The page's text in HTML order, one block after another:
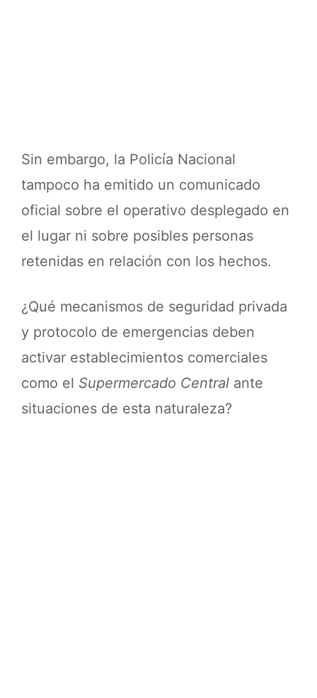
Sin embargo, la Policía Nacional
tampoco ha emitido un comunicado
oficial sobre el operativo desplegado en
el lugar ni sobre posibles personas
retenidas en relación con los hechos.
¿Qué mecanismos de seguridad privada
y protocolo de emergencias deben
activar establecimientos comerciales
como el Supermercado Central ante
situaciones de esta naturaleza?